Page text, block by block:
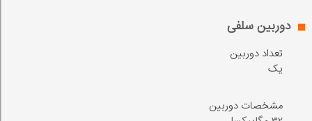
دوربین سلفی
تعداد دوربین
یک
مشخصات دوربین